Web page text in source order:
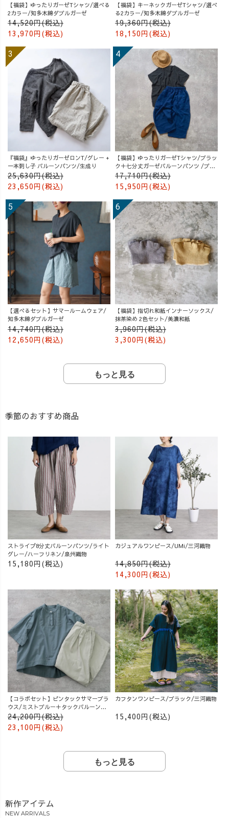
【福袋】ゆったりガーゼTシャツ/選べる
2カラー/知多木綿ダブルガーゼ
14,520円(税込)
13,970円(税込)
【福袋】キーネックガーゼTシャツ/選べ
る2カラー/知多木綿ダブルガーゼ
19,360円(税込)
18,150円(税込)
『福袋』ゆったりガーゼロンT/グレー +
一本刺し子 バルーンパンツ/生成り
25,630円(税込)
23,650円(税込)
【福袋】ゆったりガーゼTシャツ/ブラッ
ク＋七分丈ガーゼバルーンパンツ /ブル
ー
17,710円(税込)
15,950円(税込)
【選べるセット】サマールームウェア/
知多木綿ダブルガーゼ
14,740円(税込)
12,650円(税込)
【福袋】指切れ和紙インナーソックス/
抹茶染め 2色セット/美濃和紙
3,960円(税込)
3,300円(税込)
もっと見る
季節のおすすめ商品
ストライプ8分丈バルーンパンツ/ライト
グレー/ハーフリネン/泉州織物
15,180円(税込)
カジュアルワンピース/UMi/三河織物
14,850円(税込)
14,300円(税込)
【コラボセット】ピンタックサマーブラ
ウス/ミストブルー＋タックバルーンパ
ンツ/グレージュ
24,200円(税込)
23,100円(税込)
カフタンワンピース/ブラック/三河織物
15,400円(税込)
もっと見る
新作アイテム
NEW ARRIVALS